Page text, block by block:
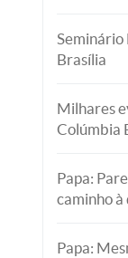
Seminário
Brasília
Milhares
Colúmbia
Papa:
caminho
Papa: